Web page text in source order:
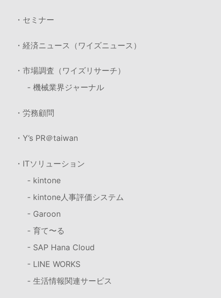
・セミナー
・経済ニュース（ワイズニュース）
・市場調査（ワイズリサーチ）
- 機械業界ジャーナル
・労務顧問
・Y’s PR＠taiwan
・ITソリューション
- kintone
- kintone人事評価システム
- Garoon
- 育て〜る
- SAP Hana Cloud
- LINE WORKS
- 生活情報関連サービス